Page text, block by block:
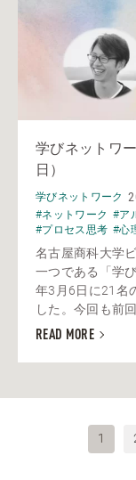
学びネットワ
日）
学びネットワーク
#ネットワーク #ア
#プロセス思考 #心
名古屋商科大学
一つである「学
年3月6日に21名
した。今回も前
READ MORE
1